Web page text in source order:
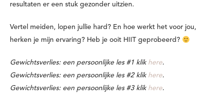
resultaten er een stuk gezonder uitzien.
Vertel meiden, lopen jullie hard? En hoe werkt het voor jou,
herken je mijn ervaring? Heb je ooit HIIT geprobeerd?
Gewichtsverlies: een persoonlijke les #1 klik here.
Gewichtsverlies: een persoonlijke les #2 klik here.
Gewichtsverlies: een persoonlijke les #3 klik here.